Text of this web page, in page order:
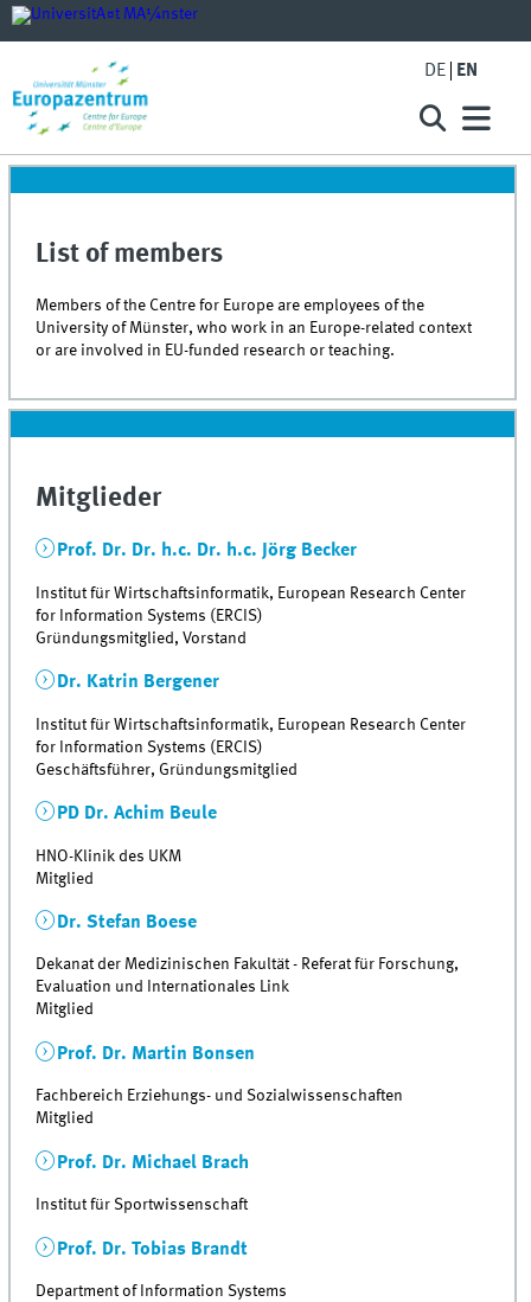
DE EN
List of members
Members of the Centre for Europe are employees of the
University of Münster, who work in an Europe-related context
or are involved in EU-funded research or teaching.
Mitglieder
Prof. Dr. Dr. h.c. Dr. h.c. Jörg Becker
Institut für Wirtschaftsinformatik, European Research Center
for Information Systems (ERCIS)
Gründungsmitglied, Vorstand
Dr. Katrin Bergener
Institut für Wirtschaftsinformatik, European Research Center
for Information Systems (ERCIS)
Geschäftsführer, Gründungsmitglied
PD Dr. Achim Beule
HNO-Klinik des UKM
Mitglied
Dr. Stefan Boese
Dekanat der Medizinischen Fakultät - Referat für Forschung,
Evaluation und Internationales Link
Mitglied
Prof. Dr. Martin Bonsen
Fachbereich Erziehungs- und Sozialwissenschaften
Mitglied
Prof. Dr. Michael Brach
Institut für Sportwissenschaft
Prof. Dr. Tobias Brandt
Department of Information Systems